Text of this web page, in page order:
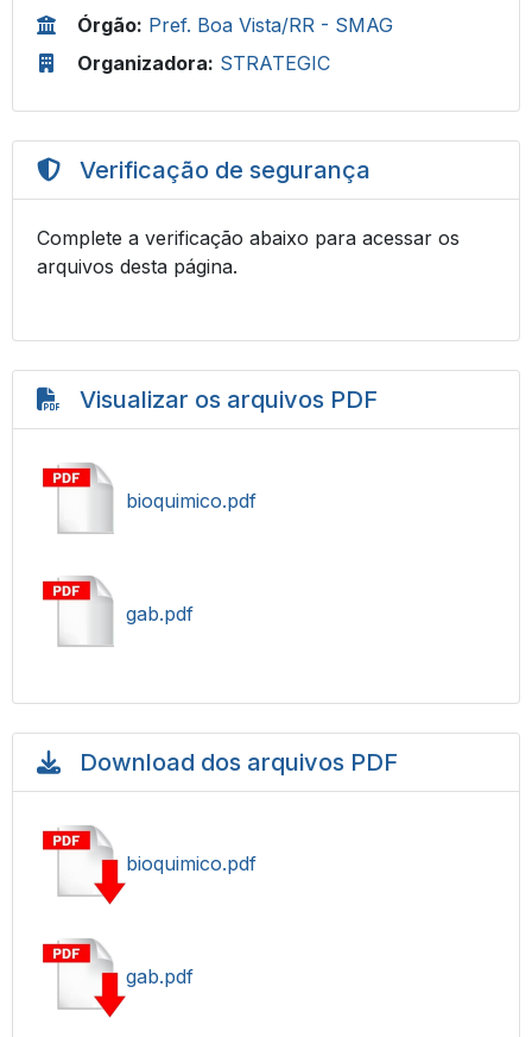
Órgão: Pref. Boa Vista/RR - SMAG
Organizadora: STRATEGIC
Verificação de segurança
Complete a verificação abaixo para acessar os
arquivos desta página.
Visualizar os arquivos PDF
bioquimico.pdf
gab.pdf
Download dos arquivos PDF
bioquimico.pdf
gab.pdf